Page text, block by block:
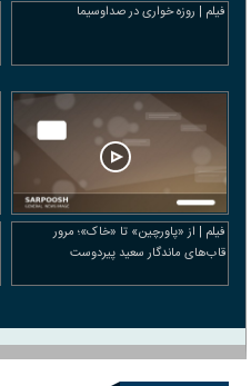
فیلم | روزه خواری در صداوسیما
فیلم | از «پاورچین» تا «خاک»؛ مرور
قاب‌های ماندگار سعید پیردوست